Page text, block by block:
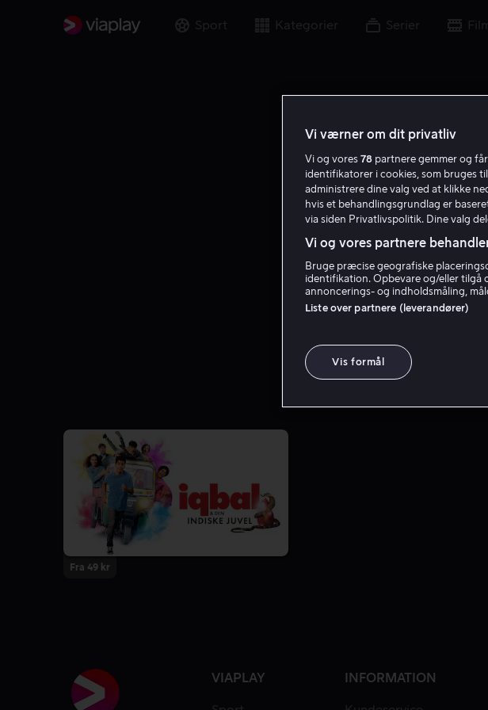
Sport Kategorier Serier
Fra 49 kr
VIAPLAY INFORMATION
Vi værner om dit privatliv
Vi og vores 78 partnere gemmer og
identifikatorer i cookies, som bruges
administrere dine valg ved at klikke
hvis et behandlingsgrundlag er
via siden Privatlivspolitik. Dine valg
Vi og vores partnere
Bruge præcise geografiske
identifikation. Opbevare og/eller tilgå
annoncerings- og indholdsmåling,
Liste over partnere (leverandører)
Vis formål